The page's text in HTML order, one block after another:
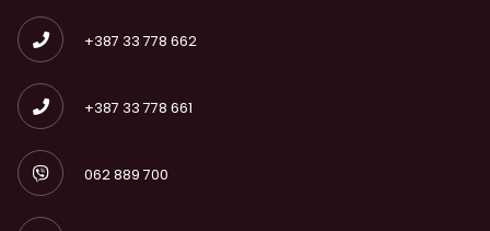
+387 33 778 662
+387 33 778 661
062 889 700